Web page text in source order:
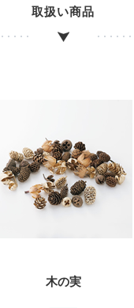
取扱い商品
木の実